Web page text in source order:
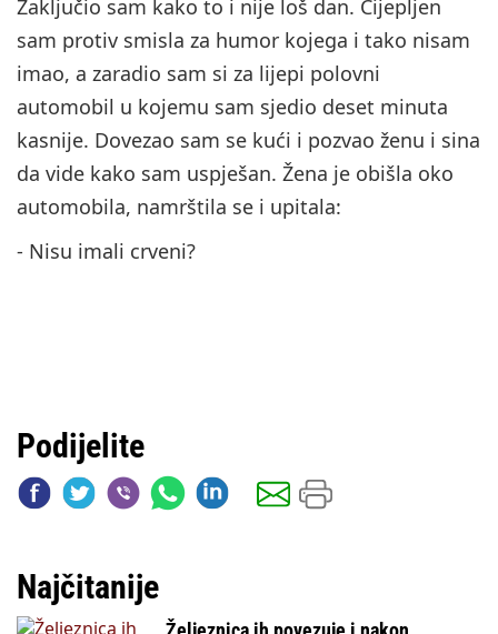
Zaključio sam kako to i nije loš dan. Cijepljen
sam protiv smisla za humor kojega i tako nisam
imao, a zaradio sam si za lijepi polovni
automobil u kojemu sam sjedio deset minuta
kasnije. Dovezao sam se kući i pozvao ženu i sina
da vide kako sam uspješan. Žena je obišla oko
automobila, namrštila se i upitala:
- Nisu imali crveni?
Podijelite
Najčitanije